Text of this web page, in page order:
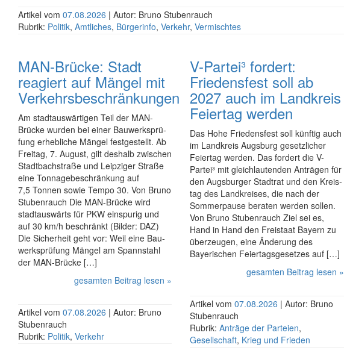
Artikel vom 07.08.2026 | Autor: Bruno Stubenrauch
Rubrik: Politik, Amtliches, Bürgerinfo, Verkehr, Vermischtes
MAN-Brücke: Stadt
reagiert auf Mängel mit
Verkehrsbeschränkungen
Am stadt­aus­wär­ti­gen Teil der MAN-
Brücke wurden bei einer Bau­werks­prü­
fung erhebliche Mängel festgestellt. Ab
Freitag, 7. August, gilt deshalb zwischen
Stadt­bach­stra­ße und Leipziger Straße
eine Ton­na­ge­be­schrän­kung auf
7,5 Tonnen sowie Tempo 30. Von Bruno
Stubenrauch Die MAN-Brücke wird
stadtauswärts für PKW einspurig und
auf 30 km/h beschränkt (Bilder: DAZ)
Die Sicherheit geht vor: Weil eine Bau­
werks­prü­fung Mängel am Spannstahl
der MAN-Brücke […]
gesamten Beitrag lesen »
Artikel vom 07.08.2026 | Autor: Bruno
Stubenrauch
Rubrik: Politik, Verkehr
V-Partei­³ fordert:
Friedens­fest soll ab
2027 auch im Land­kreis
Feier­tag werden
Das Hohe Friedens­fest soll künftig auch
im Land­kreis Augsburg gesetz­licher
Feier­tag werden. Das fordert die V-
Partei­³ mit gleich­lautenden Anträgen für
den Augs­burger Stadt­rat und den Kreis­
tag des Land­kreises, die nach der
Sommer­pause beraten werden sollen.
Von Bruno Stubenrauch Ziel sei es,
Hand in Hand den Frei­staat Bayern zu
über­zeugen, eine Änderung des
Bayerischen Feier­tags­gesetzes auf […]
gesamten Beitrag lesen »
Artikel vom07.08.2026 | Autor: Bruno
Stubenrauch
Rubrik:Anträge der Parteien,
Gesellschaft, Krieg und Frieden